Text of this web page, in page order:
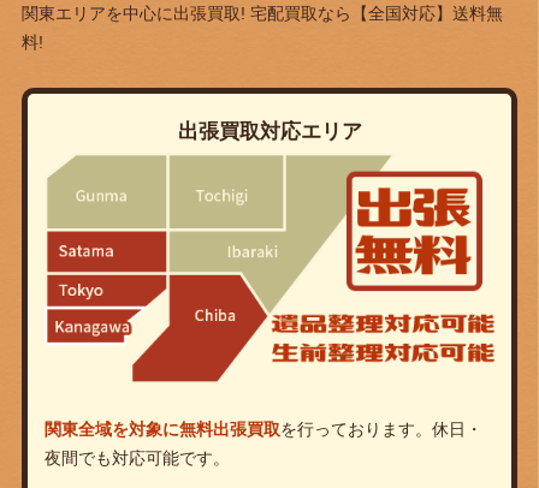
関東エリアを中心に出張買取! 宅配買取なら
【全国対応】送料無
料!
出張買取対応エリア
関東全域を対象に無料出張買取を行っております。休日・
夜間でも対応可能です。